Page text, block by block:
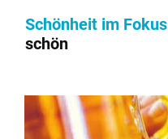
Schönheit im Fokus
schön